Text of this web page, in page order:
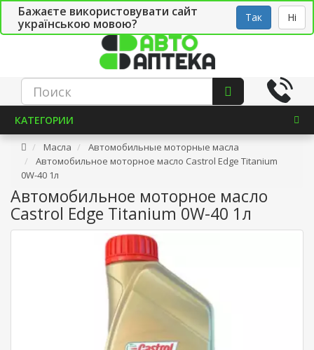
Бажаєте використовувати сайт
українською мовою?
Так Ні
СТО Укр
КАТЕГОРИИ
Масла
Автомобильные моторные масла
Автомобильное моторное масло Castrol Edge Titanium
0W-40 1л
Автомобильное моторное масло
Castrol Edge Titanium 0W-40 1л